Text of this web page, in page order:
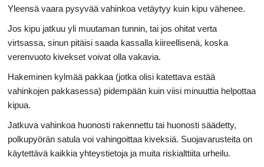
Yleensä vaara pysyvää vahinkoa vetäytyy kuin kipu vähenee.
Jos kipu jatkuu yli muutaman tunnin, tai jos ohitat verta
virtsassa, sinun pitäisi saada kassalla kiireellisenä, koska
verenvuoto kivekset voivat olla vakavia.
Hakeminen kylmää pakkaa (jotka olisi katettava estää
vahinkojen pakkasessa) pidempään kuin viisi minuuttia helpottaa
kipua.
Jatkuva vahinkoa huonosti rakennettu tai huonosti säädetty,
polkupyörän satula voi vahingoittaa kiveksiä. Suojavarusteita on
käytettävä kaikkia yhteystietoja ja muita riskialttiita urheilu.